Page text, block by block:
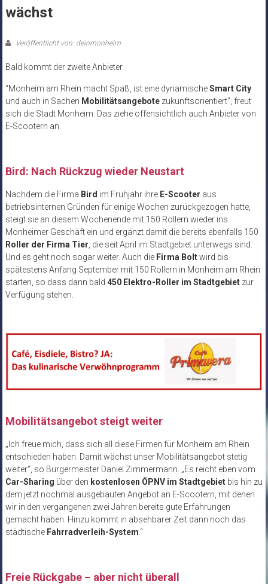
wächst
Veröffentlicht von: deinmonheim
Bald kommt der zweite Anbieter
“Monheim am Rhein macht Spaß, ist eine dynamischeSmart City
und auch in Sachen Mobilitätsangebotezukunftsorientiert”, freut
sich die Stadt Monheim. Das ziehe offensichtlich auch Anbieter von
E-Scootern an.
Bird: Nach Rückzug wieder Neustart
Nachdem die Firma Bird im Frühjahr ihre E-Scooter aus
betriebsinternen Gründen für einige Wochen zurückgezogen hatte,
steigt sie an diesem Wochenende mit 150 Rollern wieder ins
Monheimer Geschäft ein und ergänzt damit die bereits ebenfalls 150
Roller der Firma Tier , die seit April im Stadtgebiet unterwegs sind.
Und es geht noch sogar weiter. Auch die Firma Boltwird bis
spätestens Anfang September mit 150 Rollern in Monheim am Rhein
starten, so dass dann bald 450 Elektro-Roller im Stadtgebietzur
Verfügung stehen.
Mobilitätsangebot steigt weiter
„Ich freue mich, dass sich all diese Firmen für Monheim am Rhein
entschieden haben. Damit wächst unser Mobilitätsangebot stetig
weiter“, so Bürgermeister Daniel Zimmermann. „Es reicht eben vom
Car-Sharing über den kostenlosen ÖPNV im Stadtgebietbis hin zu
dem jetzt nochmal ausgebauten Angebot an E-Scootern, mit denen
wir in den vergangenen zwei Jahren bereits gute Erfahrungen
gemacht haben. Hinzu kommt in absehbarer Zeit dann noch das
städtische Fahrradverleih-System .“
Freie Rückgabe – aber nicht überall